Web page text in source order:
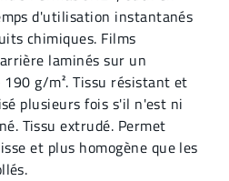
d'utilisation instantanés
chimiques. Films
laminés sur un
g/m². Tissu résistant et
plusieurs fois s'il n'est ni
Tissu extrudé. Permet
et plus homogène que les